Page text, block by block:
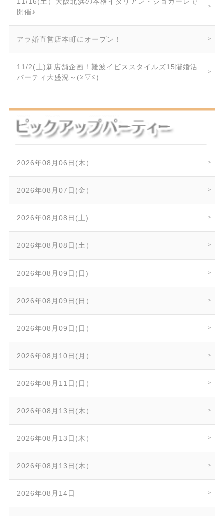
開催♪
アラ婚直営店本町にオープン！
11/2(土)新店舗企画！難波イビススタイルズ15階婚活
パーティ大盛況～(≧▽≦)
2026年08月06日(木）
2026年08月07日(金）
2026年08月08日(土)
2026年08月08日(土）
2026年08月09日(日)
2026年08月09日(日）
2026年08月09日(日）
2026年08月10日(月）
2026年08月11日(日）
2026年08月13日(木）
2026年08月13日(木）
2026年08月13日(木）
2026年08月14日